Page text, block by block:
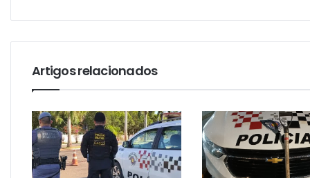
Artigos relacionados